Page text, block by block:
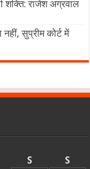
शक्ति: राजेश अग्रवाल
सुप्रीम कोर्ट में
S
S